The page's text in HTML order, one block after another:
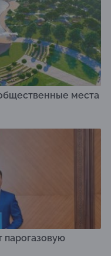
места
парогазовую